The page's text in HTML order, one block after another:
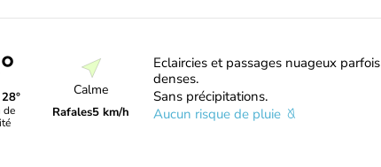
de
Calme
Rafales5 km/h
Eclaircies et passages nuageux parfois
denses.
Sans précipitations.
Aucun risque de pluie